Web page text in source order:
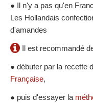
● Il n'y a pas qu'en
Les Hollandais
d'amandes
Il est recommandé
● débuter par la recette
Française,
● puis d'essayer la